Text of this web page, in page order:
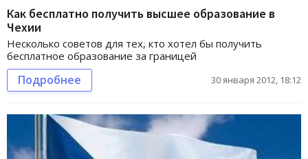
Как бесплатно получить высшее образование в
Чехии
Несколько советов для тех, кто хотел бы получить
бесплатное образование за границей
Подробнее 30 января 2012, 18:12